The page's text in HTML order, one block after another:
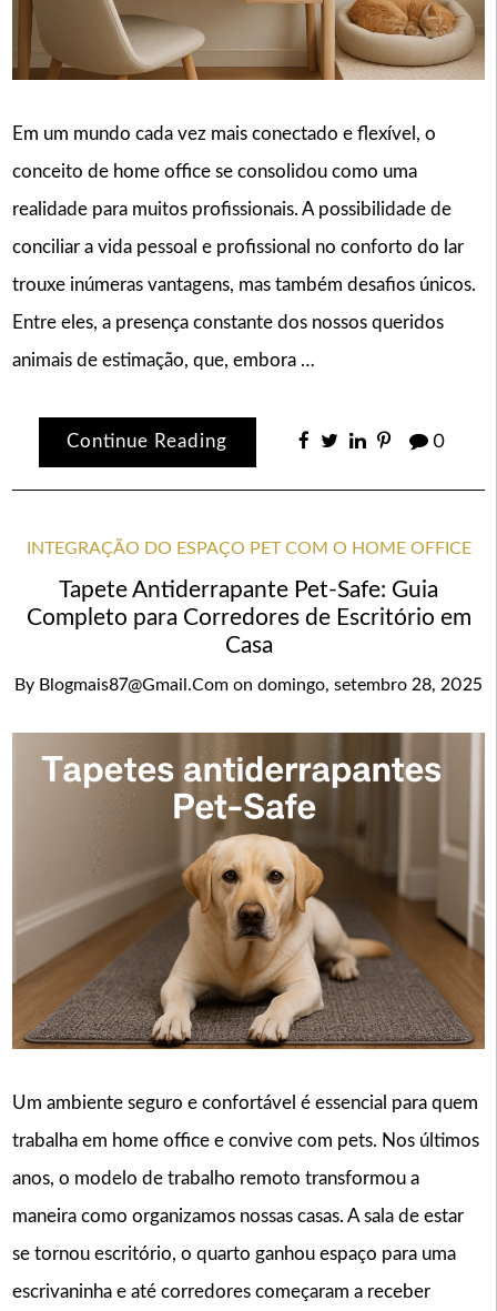
Em um mundo cada vez mais conectado e flexível, o
conceito de home office se consolidou como uma
realidade para muitos profissionais. A possibilidade de
conciliar a vida pessoal e profissional no conforto do lar
trouxe inúmeras vantagens, mas também desafios únicos.
Entre eles, a presença constante dos nossos queridos
animais de estimação, que, embora …
Continue Reading 0
INTEGRAÇÃO DO ESPAÇO PET COM O HOME OFFICE
Tapete Antiderrapante Pet-Safe: Guia
Completo para Corredores de Escritório em
Casa
By Blogmais87@gmail.com on domingo, setembro 28, 2025
Um ambiente seguro e confortável é essencial para quem
trabalha em home office e convive com pets. Nos últimos
anos, o modelo de trabalho remoto transformou a
maneira como organizamos nossas casas. A sala de estar
se tornou escritório, o quarto ganhou espaço para uma
escrivaninha e até corredores começaram a receber